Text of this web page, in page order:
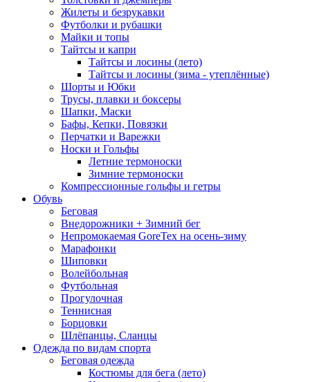
Жилеты и безрукавки
Футболки и рубашки
Майки и топы
Тайтсы и капри
Тайтсы и лосины (лето)
Тайтсы и лосины (зима - утеплённые)
Шорты и Юбки
Трусы, плавки и боксеры
Шапки, Маски
Бафы, Кепки, Повязки
Перчатки и Варежки
Носки и Гольфы
Летние термоноски
Зимние термоноски
Компрессионные гольфы и гетры
Обувь
Беговая
Внедорожники + Зимний бег
Непромокаемая GoreTex на осень-зиму
Марафонки
Шиповки
Волейбольная
Футбольная
Прогулочная
Теннисная
Борцовки
Шлёпанцы, Сланцы
Одежда по видам спорта
Беговая одежда
Костюмы для бега (лето)